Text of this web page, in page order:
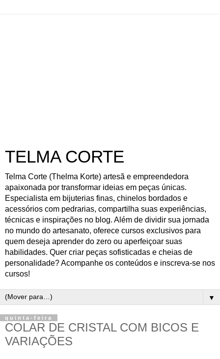
TELMA CORTE
Telma Corte (Thelma Korte) artesã e empreendedora
apaixonada por transformar ideias em peças únicas.
Especialista em bijuterias finas, chinelos bordados e
acessórios com pedrarias, compartilha suas experiências,
técnicas e inspirações no blog. Além de dividir sua jornada
no mundo do artesanato, oferece cursos exclusivos para
quem deseja aprender do zero ou aperfeiçoar suas
habilidades. Quer criar peças sofisticadas e cheias de
personalidade? Acompanhe os conteúdos e inscreva-se nos
cursos!
▼
quinta-feira
COLAR DE CRISTAL COM BICOS E
VARIAÇÕES